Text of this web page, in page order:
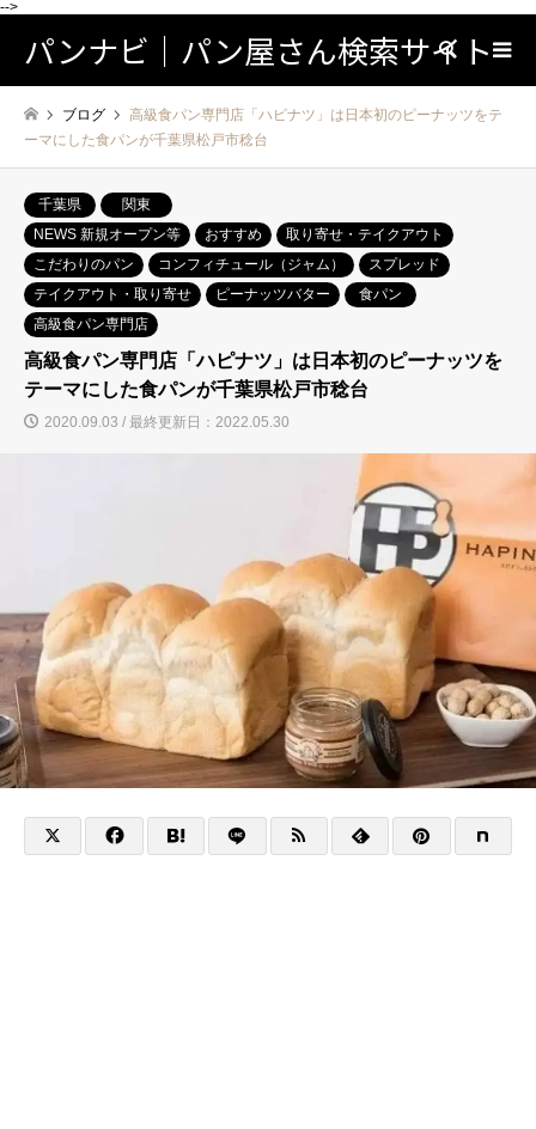
-->
パンナビ｜パン屋さん検索サイト検索
ブログ
高級食パン専門店「ハピナツ」は日本初のピーナッツをテ
ーマにした食パンが千葉県松戸市稔台
千葉県
関東
NEWS 新規オープン等
おすすめ
取り寄せ・テイクアウト
こだわりのパン
コンフィチュール（ジャム）
スプレッド
テイクアウト・取り寄せ
ピーナッツバター
食パン
高級食パン専門店
高級食パン専門店「ハピナツ」は日本初のピーナッツを
テーマにした食パンが千葉県松戸市稔台
2020.09.03 / 最終更新日：2022.05.30